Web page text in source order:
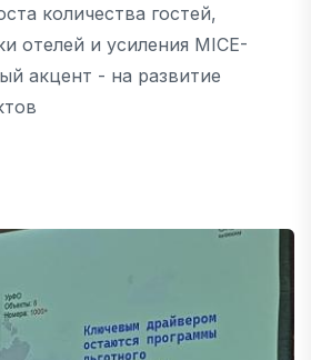
количества гостей,
отелей и усиления MICE-
акцент - на развитие